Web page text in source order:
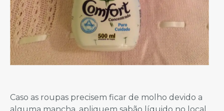
Caso as roupas precisem ficar de molho devido a